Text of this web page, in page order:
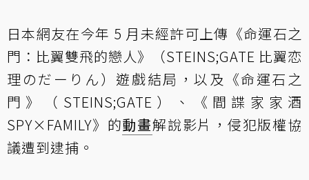
日本網友在今年 5 月未經許可上傳《命運石之
門：比翼雙飛的戀人》（STEINS;GATE 比翼恋
理のだーりん）遊戲結局，以及《命運石之
門》（STEINS;GATE）、《間諜家家酒
SPY×FAMILY》的動畫解說影片，侵犯版權協
議遭到逮捕。